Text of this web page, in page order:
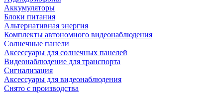
Аккумуляторы
Блоки питания
Альтернативная энергия
Комплекты автономного видеонаблюдения
Солнечные панели
Аксессуары для солнечных панелей
Видеонаблюдение для транспорта
Сигнализация
Аксессуары для видеонаблюдения
Снято с производства